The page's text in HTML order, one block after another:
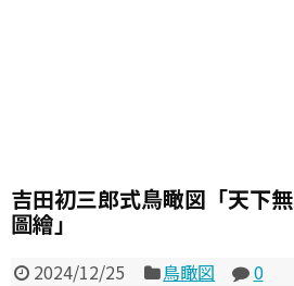
吉田初三郎式鳥瞰図「天下
圖繪」
2024/12/25 鳥瞰図
0